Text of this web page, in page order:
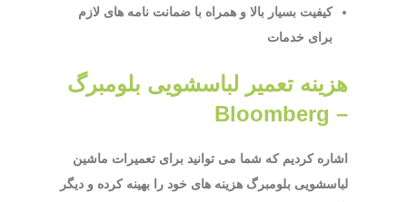
کیفیت بسیار بالا و همراه با ضمانت نامه های لازم
برای خدمات
هزینه تعمیر لباسشویی بلومبرگ
– Bloomberg
اشاره کردیم که شما می توانید برای تعمیرات ماشین
لباسشویی بلومبرگ هزینه های خود را بهینه کرده و دیگر